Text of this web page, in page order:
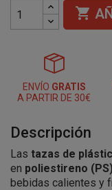

ENVÍO GRATIS
A PARTIR DE 30€
Descripción
Las tazas de
en poliestireno
bebidas calientes y